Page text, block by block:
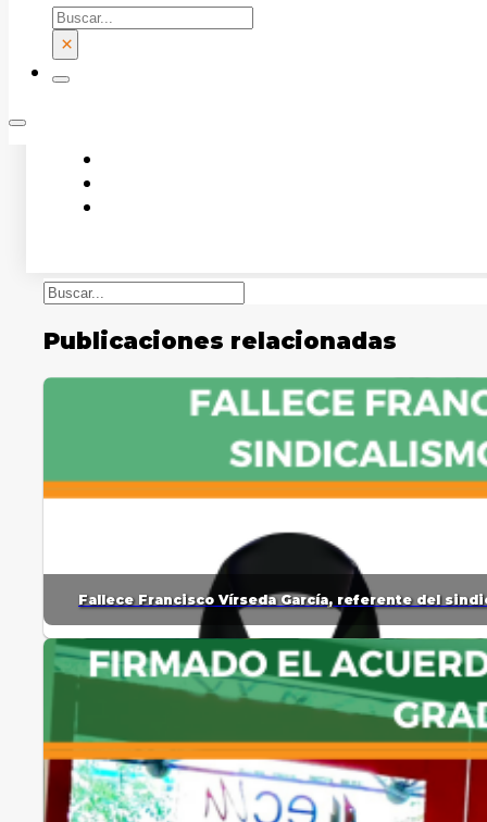
Buscar
×
Más informaciónaquí
Buscar
Publicaciones relacionadas
Fallece Francisco Vírseda García, referente del